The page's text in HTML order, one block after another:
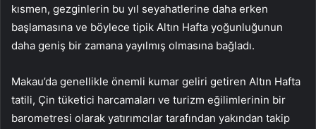
kısmen, gezginlerin bu yıl seyahatlerine daha erken
başlamasına ve böylece tipik Altın Hafta yoğunluğunun
daha geniş bir zamana yayılmış olmasına bağladı.
Makau’da genellikle önemli kumar geliri getiren Altın Hafta
tatili, Çin tüketici harcamaları ve turizm eğilimlerinin bir
barometresi olarak yatırımcılar tarafından yakından takip